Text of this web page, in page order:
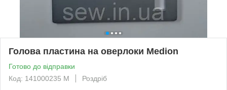
Голова пластина на оверлоки Medion
Готово до відправки
Код: 141000235 M
Роздріб